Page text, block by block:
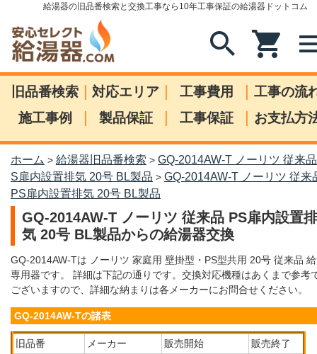
給湯器の旧品番検索と交換工事なら10年工事保証の給湯器ドットコム
search shopping_cart
旧品番検索 | 対応エリア | 工事費用 | 工事の流
施工事例
| 製品保証 | 工事保証 | お支払方
ホーム > 給湯器旧品番検索 > GQ-2014AW-T ノーリツ 従来
S扉内設置排気 20号 BL製品 > GQ-2014AW-T ノーリツ 従来
PS扉内設置排気 20号 BL製品
GQ-2014AW-T ノーリツ 従来品 PS扉内設置排
気 20号 BL製品からの給湯器交換
GQ-2014AW-Tは ノーリツ 家庭用 壁掛型・PS型共用 20号 従来品
専用器です。 詳細は下記の通りです。交換対応機種はあくまで参考
ございますので、詳細な納まりは各メーカーにお問合せください。
GQ-2014AW-Tの諸表
旧品番 メーカー 販売開始
販売終了